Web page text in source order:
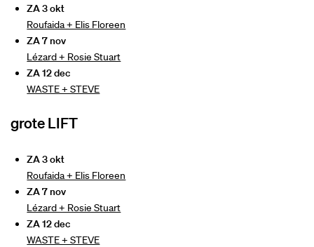
ZA 3 okt
Roufaida + Elis Floreen
ZA 7 nov
Lézard + Rosie Stuart
ZA 12 dec
WASTE + STEVE
grote LIFT
ZA 3 okt
Roufaida + Elis Floreen
ZA 7 nov
Lézard + Rosie Stuart
ZA 12 dec
WASTE + STEVE